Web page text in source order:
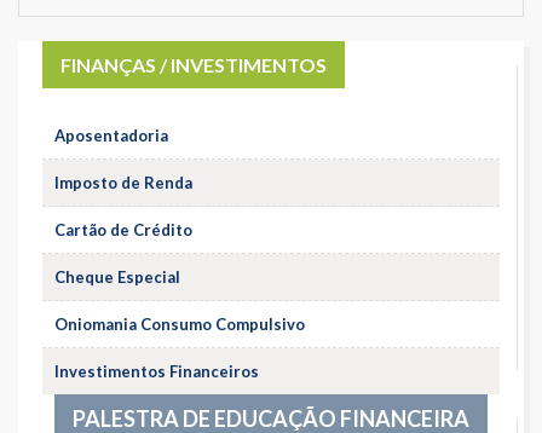
FINANÇAS / INVESTIMENTOS
Aposentadoria
Imposto de Renda
Cartão de Crédito
Cheque Especial
Oniomania Consumo Compulsivo
Investimentos Financeiros
PALESTRA DE EDUCAÇÃO FINANCEIRA